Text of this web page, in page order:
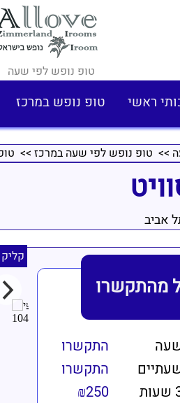
טופ נופש לפי שעה
ראשי טופ נופש במרכז
>> טופ נופש לפי שעה במרכז >>
אביב
מהתקשרו
התקשרו
התקשרו
₪250